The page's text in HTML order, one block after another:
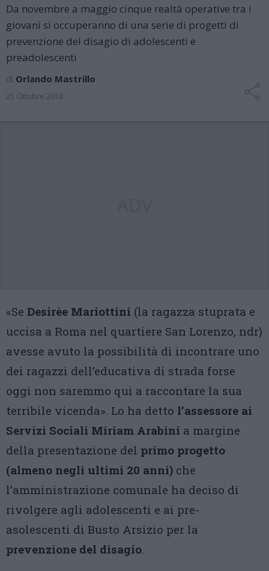
Da novembre a maggio cinque realtà operative tra i
giovani si occuperanno di una serie di progetti di
prevenzione del disagio di adolescenti e
preadolescenti
di Orlando Mastrillo
25 Ottobre 2018
«Se Desirèe Mariottini (la ragazza stuprata e
uccisa a Roma nel quartiere San Lorenzo, ndr)
avesse avuto la possibilità di incontrare uno
dei ragazzi dell’educativa di strada forse
oggi non saremmo qui a raccontare la sua
terribile vicenda». Lo ha detto l’assessore ai
Servizi Sociali Miriam Arabini a margine
della presentazione del primo progetto
(almeno negli ultimi 20 anni) che
l’amministrazione comunale ha deciso di
rivolgere agli adolescenti e ai pre-
asolescenti di Busto Arsizio per la
prevenzione del disagio.